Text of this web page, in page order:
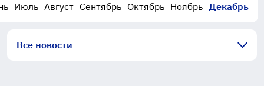
Июль Август Сентябрь Октябрь Ноябрь Декабрь
Все новости